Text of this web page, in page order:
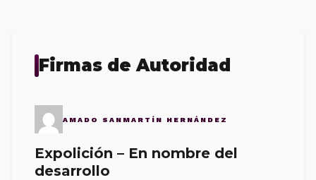
Firmas de Autoridad
AMADO SANMARTÍN HERNÁNDEZ
Expolición – En nombre del
desarrollo